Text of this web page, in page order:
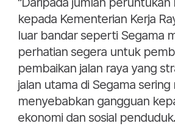
kepada Kementerian Kerja
luar bandar seperti Segama
perhatian segera untuk
pembaikan jalan raya yang
jalan utama di Segama sering
menyebabkan gangguan
ekonomi dan sosial penduduk.